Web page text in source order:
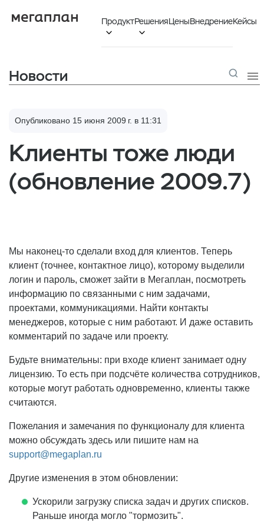
Продукт

Решения

ЦеныВнедрениеКейсы
Новости 
Опубликовано 15 июня 2009 г. в 11:31
Клиенты тоже люди
(обновление 2009.7)
Мы наконец-то сделали вход для клиентов. Теперь
клиент (точнее, контактное лицо), которому выделили
логин и пароль, сможет зайти в Мегаплан, посмотреть
информацию по связанными с ним задачами,
проектами, коммуникациями. Найти контакты
менеджеров, которые с ним работают. И даже оставить
комментарий по задаче или проекту.
Будьте внимательны: при входе клиент занимает одну
лицензию. То есть при подсчёте количества сотрудников,
которые могут работать одновременно, клиенты также
считаются.
Пожелания и замечания по функционалу для клиента
можно обсуждать здесь или пишите нам на
support@megaplan.ru
Другие изменения в этом обновлении:
Ускорили загрузку списка задач и других списков.
Раньше иногда могло "тормозить".